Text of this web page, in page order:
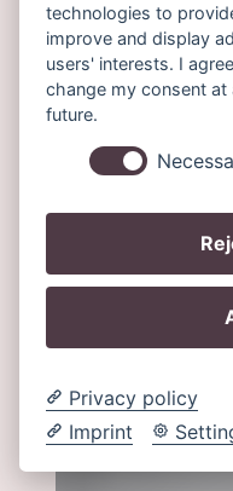
technologies to
improve and display
users' interests. I
change my consent
future.
Privacy policy
Imprint